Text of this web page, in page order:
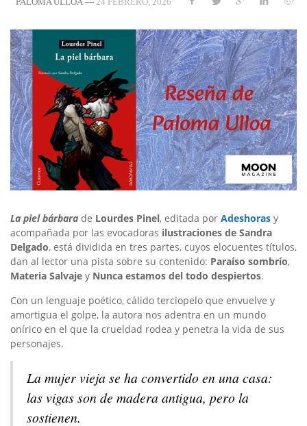
La piel bárbara de Lourdes Pinel, editada por Adeshoras y
acompañada por las evocadoras ilustraciones de Sandra
Delgado, está dividida en tres partes, cuyos elocuentes títulos,
dan al lector una pista sobre su contenido: Paraíso sombrío,
Materia Salvaje y Nunca estamos del todo despiertos.
Con un lenguaje poético, cálido terciopelo que envuelve y
amortigua el golpe, la autora nos adentra en un mundo
onírico en el que la crueldad rodea y penetra la vida de sus
personajes.
La mujer vieja se ha convertido en una casa:
las vigas son de madera antigua, pero la
sostienen.